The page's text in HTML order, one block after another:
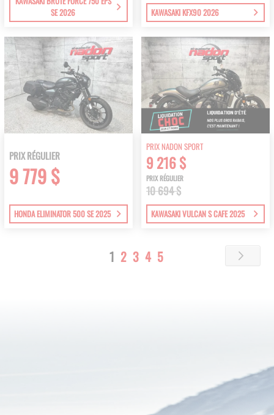
SE 2026
KAWASAKI KFX90 2026
PRIX RÉGULIER
9 779 $
HONDA ELIMINATOR 500 SE 2025
PRIX NADON SPORT
9 216 $
PRIX RÉGULIER
10 694 $
KAWASAKI VULCAN S CAFE 2025
Page
You're
1 Page
2 Page
3 Page
4 Page
5